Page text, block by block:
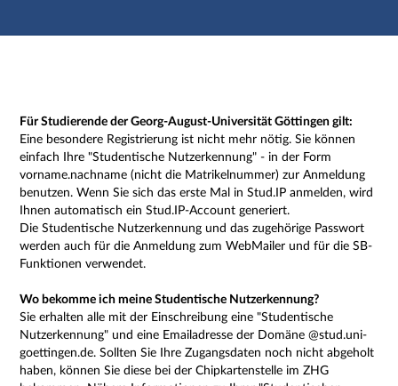
Hauptnavigation
Impressum
Für Studierende der Georg-August-Universität Göttingen gilt:
Eine besondere Registrierung ist nicht mehr nötig. Sie können
einfach Ihre "Studentische Nutzerkennung" - in der Form
vorname.nachname (nicht die Matrikelnummer) zur Anmeldung
benutzen. Wenn Sie sich das erste Mal in Stud.IP anmelden, wird
Ihnen automatisch ein Stud.IP-Account generiert.
Die Studentische Nutzerkennung und das zugehörige Passwort
werden auch für die Anmeldung zum WebMailer und für die SB-
Funktionen verwendet.
Wo bekomme ich meine Studentische Nutzerkennung?
Sie erhalten alle mit der Einschreibung eine "Studentische
Nutzerkennung" und eine Emailadresse der Domäne @stud.uni-
goettingen.de. Sollten Sie Ihre Zugangsdaten noch nicht abgeholt
haben, können Sie diese bei der Chipkartenstelle im ZHG